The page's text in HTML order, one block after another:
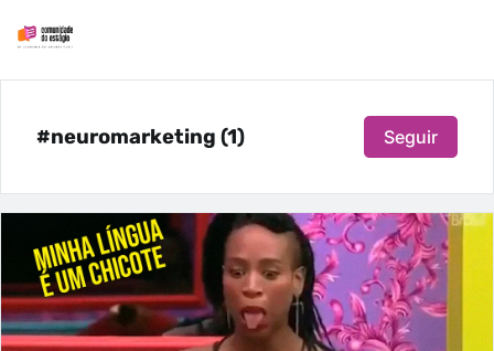
#neuromarketing (1) Seguir